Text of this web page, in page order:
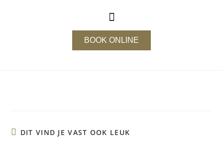
BOOK ONLINE
DIT VIND JE VAST OOK LEUK